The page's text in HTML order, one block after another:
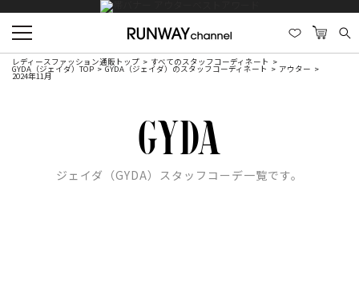
レディースファッション通販トップ すべてのスタッフコーディネート
GYDA（ジェイダ）TOP GYDA（ジェイダ）のスタッフコーディネート アウター
2024年11月
ジェイダ（GYDA）スタッフコーデ一覧です。